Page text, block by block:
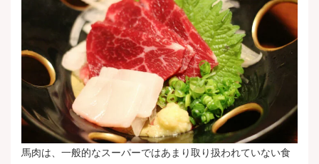
馬肉は、一般的なスーパーではあまり取り扱われていない食